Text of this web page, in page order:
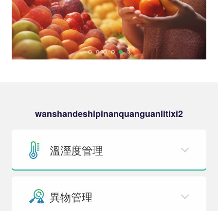
wanshandeshipinanquanguanlitixi2
溫溼度管理
異物管理